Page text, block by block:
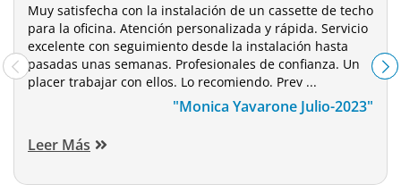
Muy satisfecha con la instalación de un cassette de techo
para la oficina. Atención personalizada y rápida. Servicio
excelente con seguimiento desde la instalación hasta
pasadas unas semanas. Profesionales de confianza. Un
placer trabajar con ellos. Lo recomiendo. Prev ...
"Monica Yavarone Julio-2023"
Leer Más